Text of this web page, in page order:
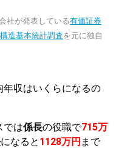
社が発表している有価証券
造基本統計調査を元に独自
収はいくらになるの
では係長の役職で715万
になると 1128万円 まで